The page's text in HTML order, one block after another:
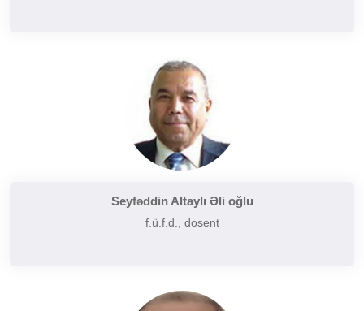
Seyfəddin Altaylı Əli oğlu
f.ü.f.d., dosent